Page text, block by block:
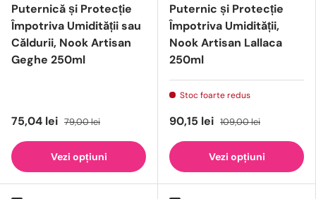
Puternică și Protecție
Împotriva Umidității sau
Căldurii, Nook Artisan
Geghe 250ml
75,04 lei 79,00 lei
Vezi opțiuni
Puternic și Protecție
Împotriva Umidității,
Nook Artisan Lallaca
250ml
Stoc foarte redus
90,15 lei 109,00 lei
Vezi opțiuni